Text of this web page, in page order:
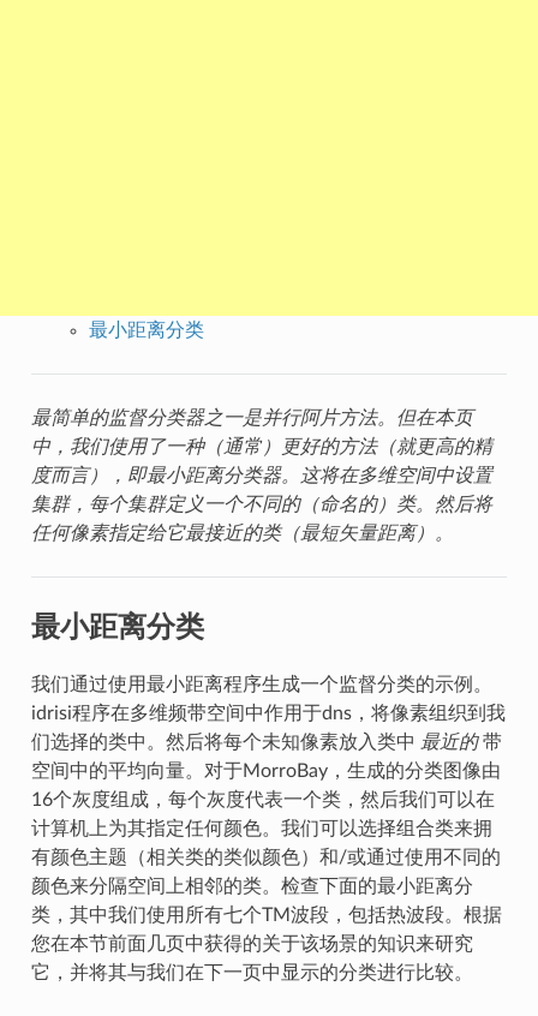
最小距离分类
最简单的监督分类器之一是并行阿片方法。但在本页
中，我们使用了一种（通常）更好的方法（就更高的精
度而言），即最小距离分类器。这将在多维空间中设置
集群，每个集群定义一个不同的（命名的）类。然后将
任何像素指定给它最接近的类（最短矢量距离）。
最小距离分类
我们通过使用最小距离程序生成一个监督分类的示例。
idrisi程序在多维频带空间中作用于dns，将像素组织到我
们选择的类中。然后将每个未知像素放入类中 最近的带
空间中的平均向量。对于MorroBay，生成的分类图像由
16个灰度组成，每个灰度代表一个类，然后我们可以在
计算机上为其指定任何颜色。我们可以选择组合类来拥
有颜色主题（相关类的类似颜色）和/或通过使用不同的
颜色来分隔空间上相邻的类。检查下面的最小距离分
类，其中我们使用所有七个TM波段，包括热波段。根据
您在本节前面几页中获得的关于该场景的知识来研究
它，并将其与我们在下一页中显示的分类进行比较。